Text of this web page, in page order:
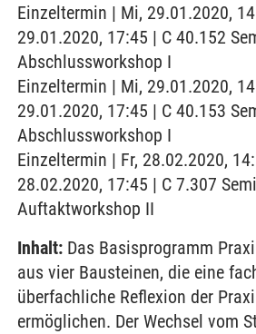
Einzeltermin | Mi, 29.01.2020,
29.01.2020, 17:45 | C 40.152
Abschlussworkshop I
Einzeltermin | Mi, 29.01.2020,
29.01.2020, 17:45 | C 40.153
Abschlussworkshop I
Einzeltermin | Fr, 28.02.2020,
28.02.2020, 17:45 | C 7.307
Auftaktworkshop II
Inhalt: Das Basisprogramm
aus vier Bausteinen, die eine
überfachliche Reflexion der
ermöglichen. Der Wechsel vom